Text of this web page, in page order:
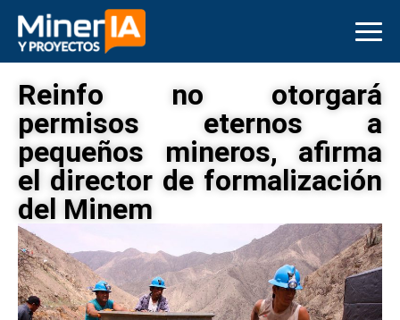
Reinfo no otorgará
permisos eternos a
pequeños mineros, afirma
el director de formalización
del Minem